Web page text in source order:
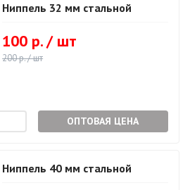
Ниппель 32 мм стальной
100 р. / шт
200 р. / шт
ОПТОВАЯ ЦЕНА
Ниппель 40 мм стальной